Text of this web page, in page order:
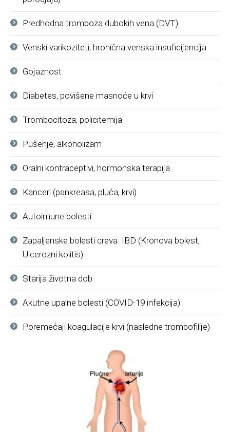
Predhodna tromboza dubokih vena (DVT)
Venski varikoziteti, hronična venska insuficijencija
Gojaznost
Diabetes, povišene masnoće u krvi
Trombocitoza, policitemija
Pušenje, alkoholizam
Oralni kontraceptivi, hormonska terapija
Kanceri (pankreasa, pluća, krvi)
Autoimune bolesti
Zapaljenske bolesti creva IBD (Kronova bolest,
Ulcerozni kolitis)
Starija životna dob
Akutne upalne bolesti (COVID-19 infekcija)
Poremećaji koagulacije krvi (nasledne trombofilije)